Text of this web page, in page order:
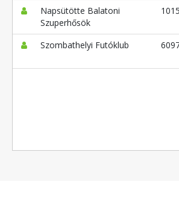
Napsütötte Balatoni
Szuperhősök
Szombathelyi Futóklub